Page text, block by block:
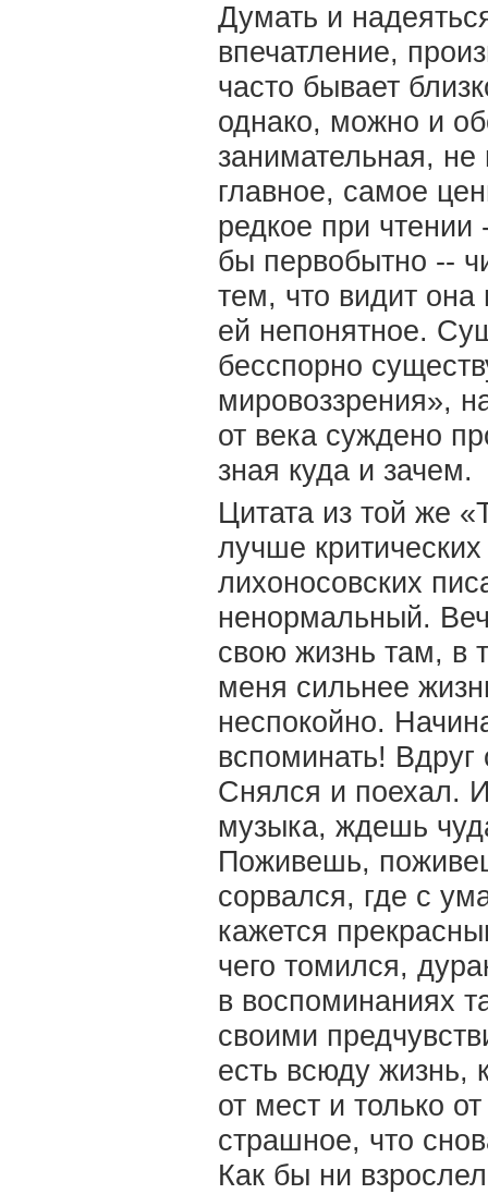
Думать и
впечатление,
часто бывает
однако, можно и
занимательная,
главное, самое
редкое при чтении
бы первобытно --
тем, что видит
ей непонятное.
бесспорно
мировоззрения»,
от века суждено
зная куда и зачем.
Цитата из той же
лучше
лихоносовских
ненормальный.
свою жизнь там, в
меня сильнее
неспокойно.
вспоминать!
Снялся и поехал.
музыка, ждешь
Поживешь,
сорвался, где с
кажется
чего томился,
в воспоминаниях
своими
есть всюду жизнь,
от мест и только
страшное, что
Как бы ни